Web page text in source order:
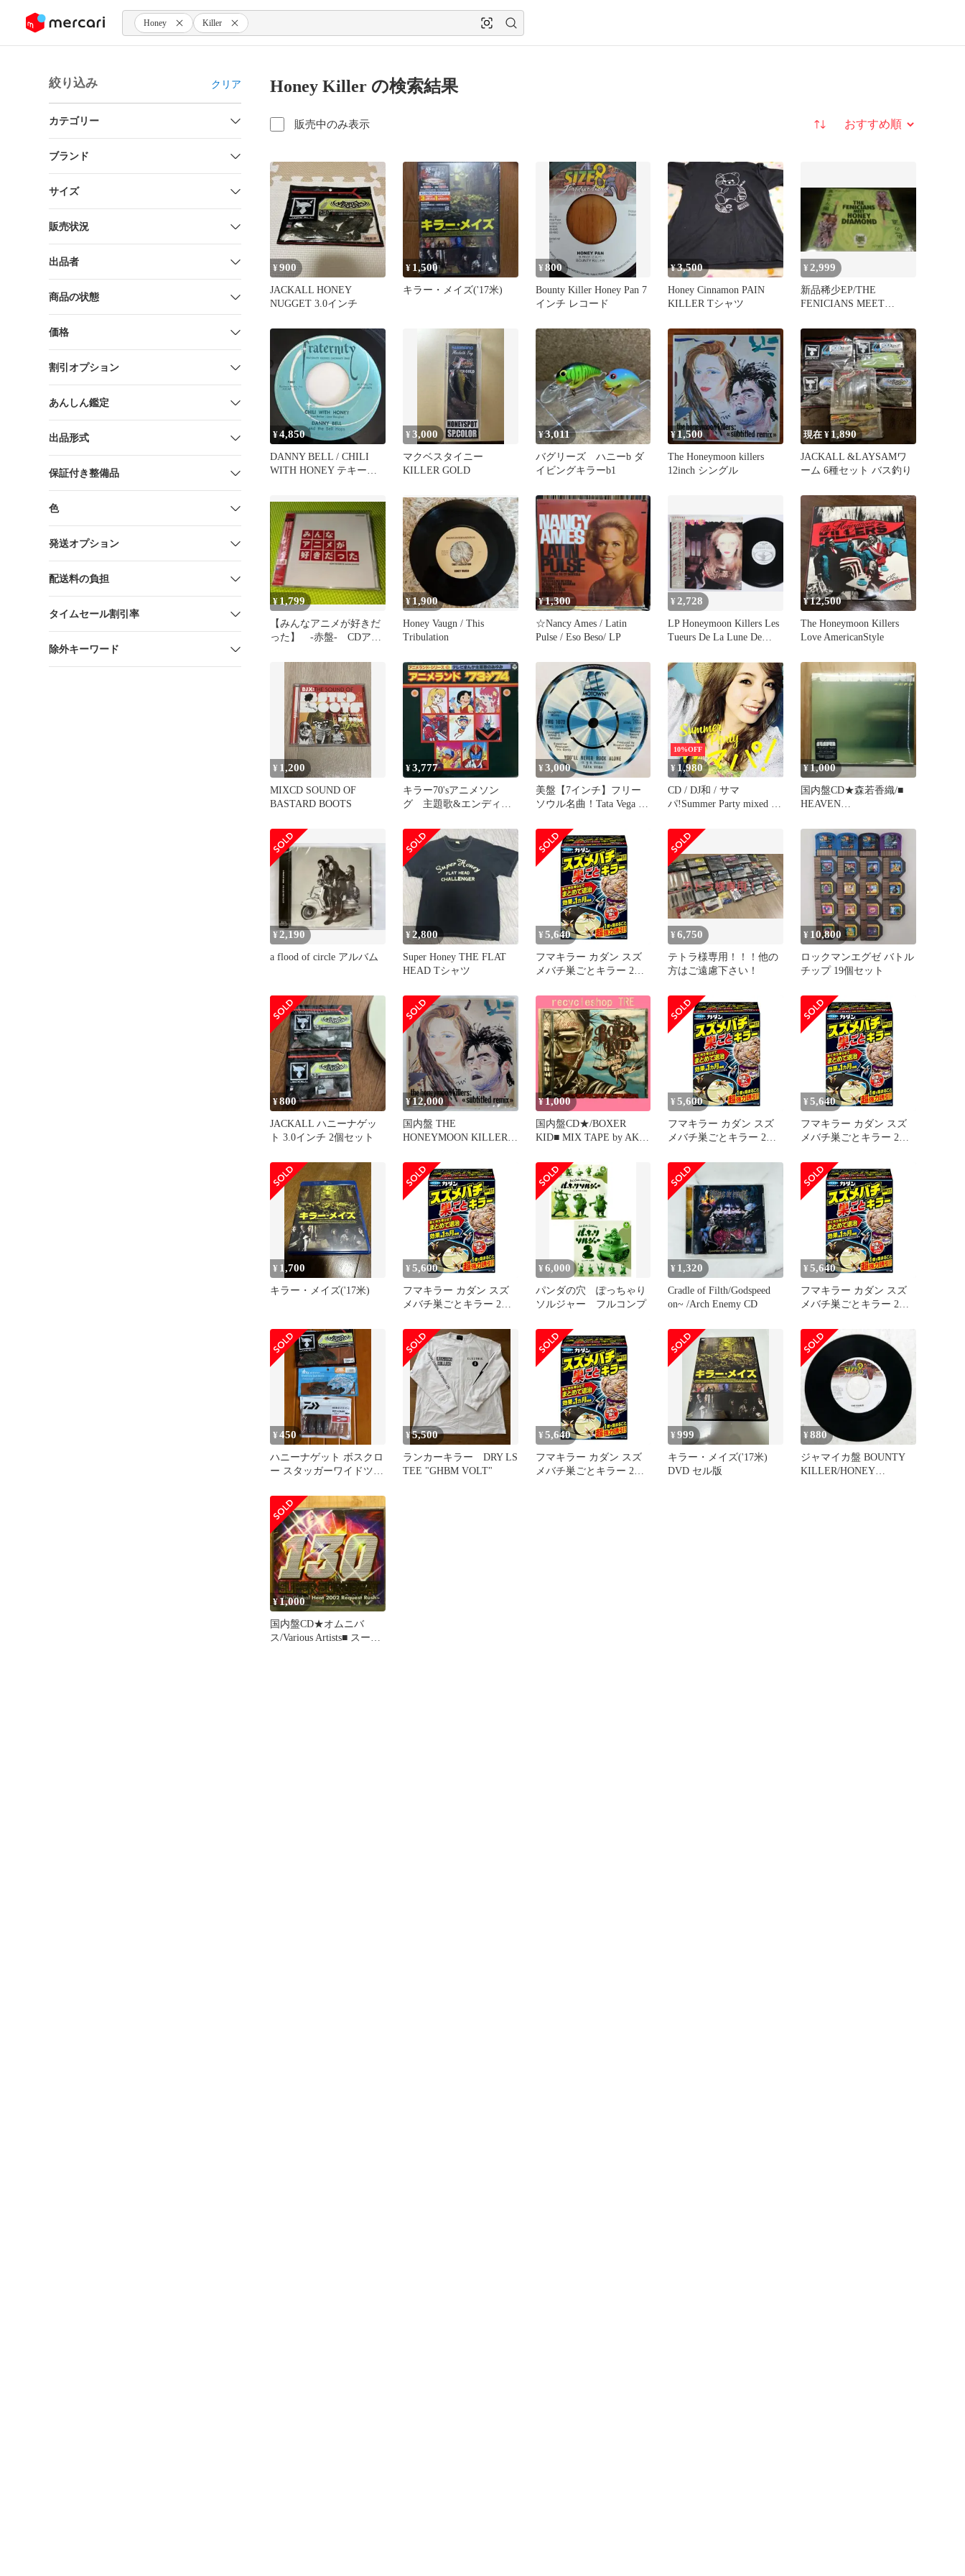
ツにスキップ Honey Killer
絞り込み クリア
カテゴリー
ブランド
サイズ
販売状況
出品者
商品の状態
価格
割引オプション
あんしん鑑定
出品形式
保証付き整備品
色
発送オプション
配送料の負担
タイムセール割引率
除外キーワード
Honey Killer の検索結果
販売中のみ表示 並び替え
¥900
JACKALL HONEY
NUGGET 3.0インチ
¥ 1,500
キラー・メイズ('17米)
¥800
Bounty Killer Honey Pan 7
インチ レコード
¥3,500
Honey Cinnamon PAIN
KILLER Tシャツ
¥ 2,999
新品稀少EP/THE
FENICIANS MEET
¥4,850
DANNY BELL / CHILI
WITH HONEY テキーラ
¥3,000
マクベスタイニー
KILLER GOLD
¥3,011
バグリーズ ハニーb ダ
イビングキラーb1
¥1,500
The Honeymoon killers
12inch シングル
現在 ¥ 1,890
JACKALL &LAYSAMワ
ーム 6種セット バス釣り
¥ 1,799
【みんなアニメが好きだ
った】 -赤盤- CDアニ
¥1,900
Honey Vaugn / This
Tribulation
¥1,300
☆Nancy Ames / Latin
Pulse / Eso Beso/ LP
¥ 2,728
LP Honeymoon Killers Les
Tueurs De La Lune De
DISCS Japan /00260
¥12,500
The Honeymoon Killers
Love AmericanStyle
¥ 1,200
MIXCD SOUND OF
BASTARD BOOTS
¥3,777
キラー70'sアニメソン
グ 主題歌&エンディン
トラック
¥3,000
美盤【7インチ】フリー
ソウル名曲！Tata Vega /
10%OFF
¥1,980
CD / DJ和 / サマ
パ!Summer Party mixed by
ス盤)
¥1,000
国内盤CD★森若香織/■
HEAVEN
972】U77407
¥ 2,190
a flood of circle アルバム
¥2,800
Super Honey THE FLAT
HEAD Tシャツ
¥ 5,640
フマキラー カダン スズ
メバチ巣ごとキラー 2個
¥6,750
テトラ様専用！！！他の
方はご遠慮下さい！
¥ 10,800
ロックマンエグゼ バトル
チップ 19個セット
¥800
JACKALL ハニーナゲッ
ト 3.0インチ 2個セット
¥12,000
国内盤 THE
HONEYMOON KILLERS
CRAMMED SP15-5106
x12
¥1,000
国内盤CD★/BOXER
KID■ MIX TAPE by AKIO
【UMCF1087/4988005766
250】R72828
¥ 5,600
フマキラー カダン スズ
メバチ巣ごとキラー 2個
¥ 5,640
フマキラー カダン スズ
メバチ巣ごとキラー 2個
¥ 1,700
キラー・メイズ('17米)
¥ 5,600
フマキラー カダン スズ
メバチ巣ごとキラー 2個
¥6,000
パンダの穴 ぽっちゃり
ソルジャー フルコンプ
¥ 1,320
Cradle of Filth/Godspeed
on~ /Arch Enemy CD
¥ 5,640
フマキラー カダン スズ
メバチ巣ごとキラー 2個
¥450
ハニーナゲット ボスクロ
ー スタッガーワイドツイ
¥5,500
ランカーキラー DRY LS
TEE "GHBM VOLT"
¥ 5,640
フマキラー カダン スズ
メバチ巣ごとキラー 2個
¥999
キラー・メイズ('17米)
DVD セル版
¥880
ジャマイカ盤 BOUNTY
KILLER/HONEY
¥1,000
国内盤CD★オムニバ
ス/Various Artists■ スーパ